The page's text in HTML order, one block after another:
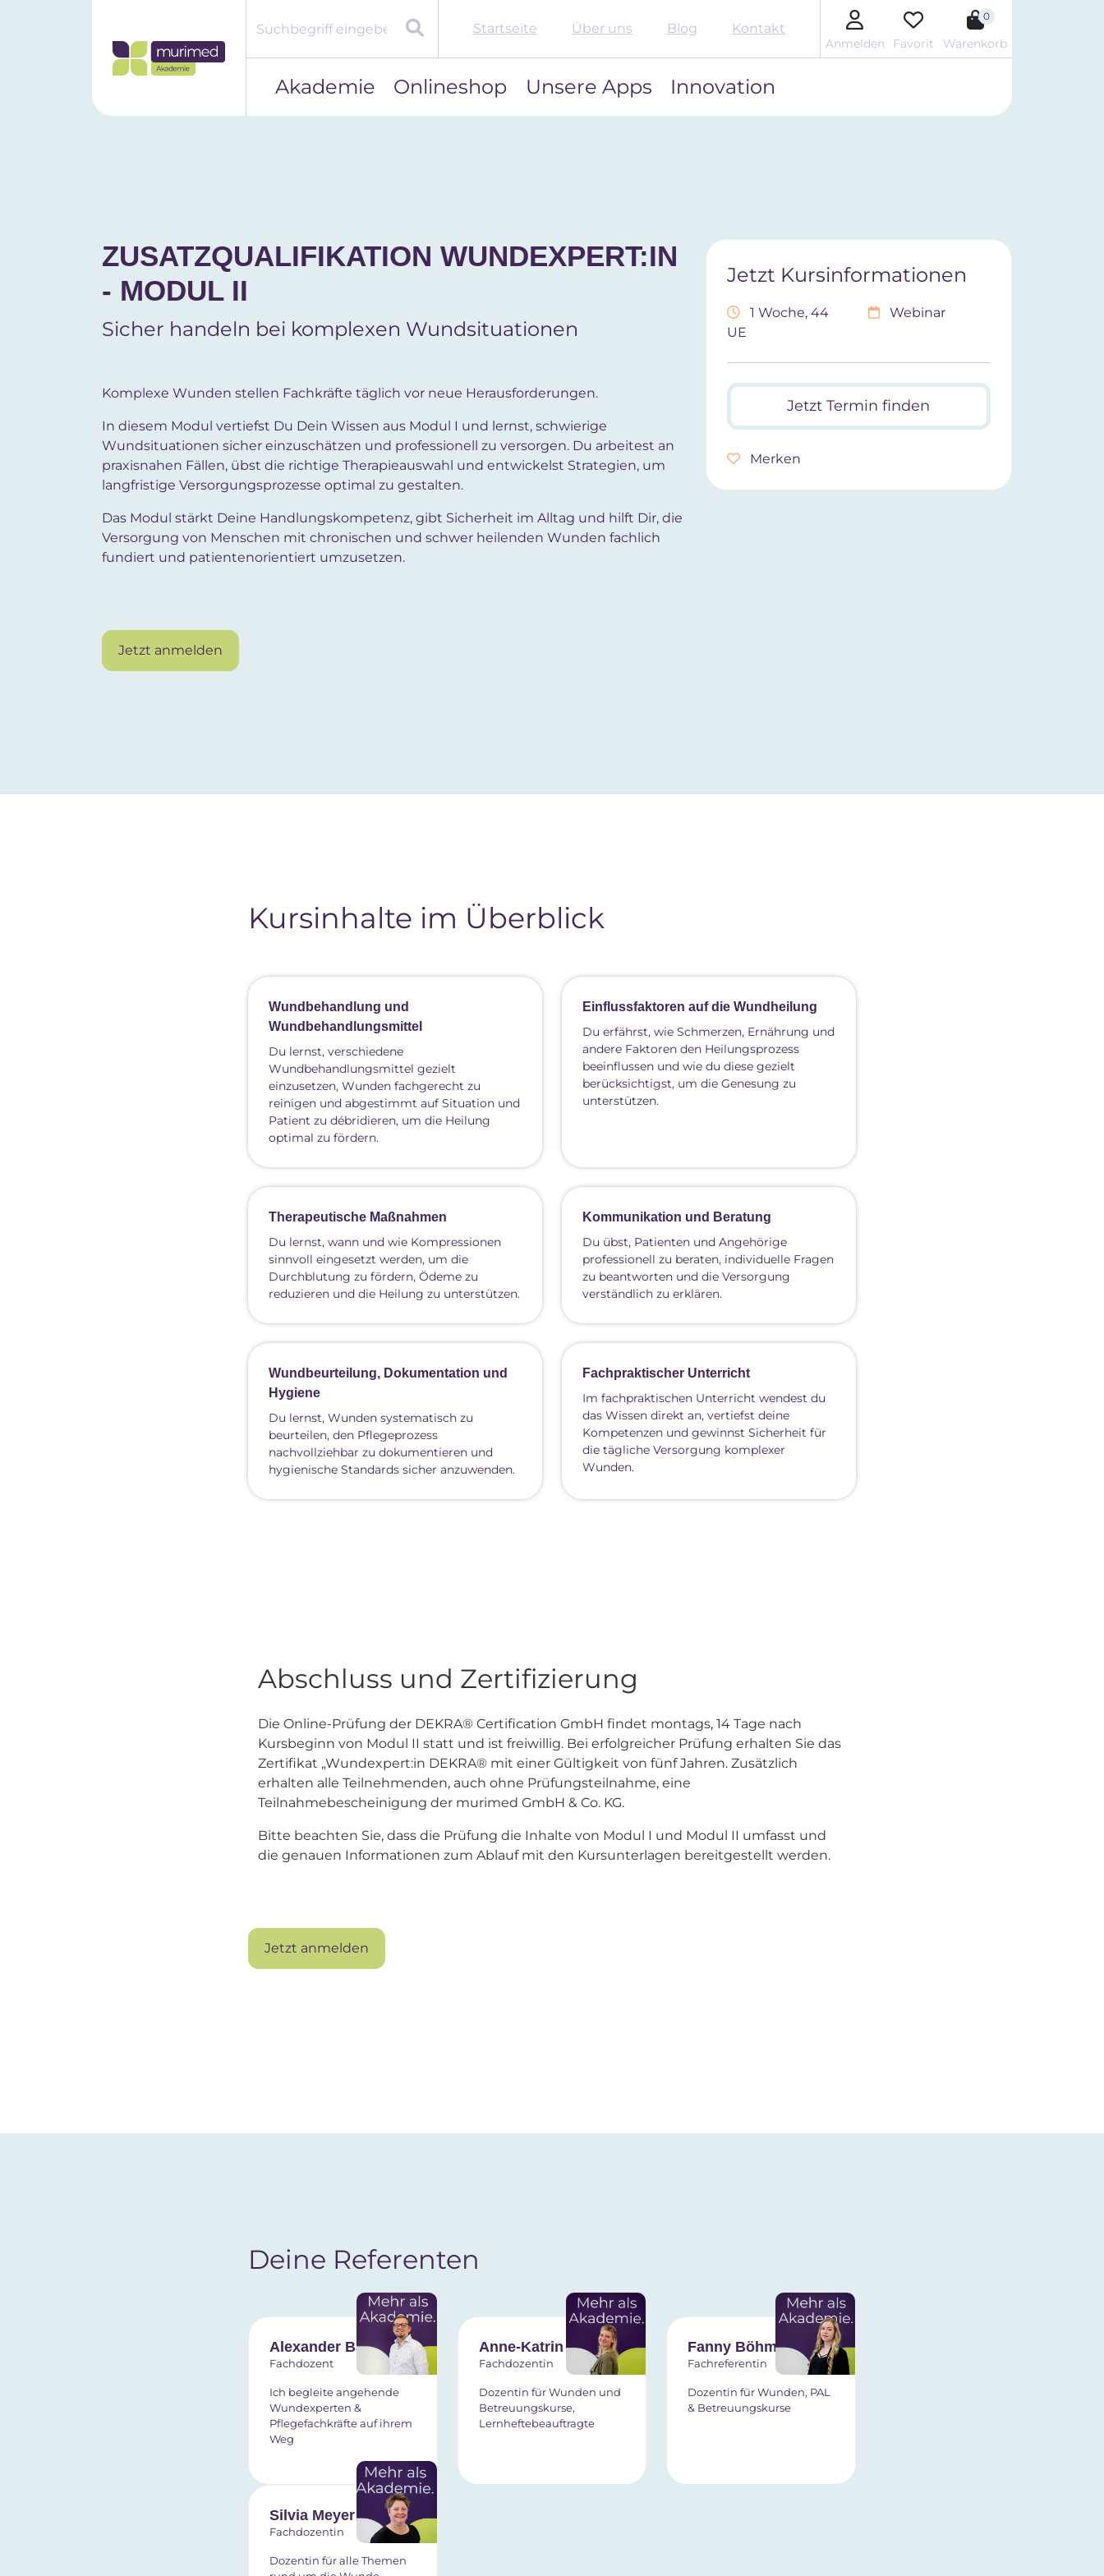
Startseite Über uns Blog Kontakt
Anmelden Favorit
0
Warenkorb
Akademie Onlineshop Unsere Apps Innovation
ZUSATZQUALIFIKATION WUNDEXPERT:IN
- MODUL II
Sicher handeln bei komplexen Wundsituationen
Komplexe Wunden stellen Fachkräfte täglich vor neue Herausforderungen.
In diesem Modul vertiefst Du Dein Wissen aus Modul I und lernst, schwierige
Wundsituationen sicher einzuschätzen und professionell zu versorgen. Du arbeitest an
praxisnahen Fällen, übst die richtige Therapieauswahl und entwickelst Strategien, um
langfristige Versorgungsprozesse optimal zu gestalten.
Das Modul stärkt Deine Handlungskompetenz, gibt Sicherheit im Alltag und hilft Dir, die
Versorgung von Menschen mit chronischen und schwer heilenden Wunden fachlich
fundiert und patientenorientiert umzusetzen.
Jetzt anmelden
Jetzt Kursinformationen
1 Woche, 44
UE
Webinar
Jetzt Termin finden
Merken
Kursinhalte im Überblick
Wundbehandlung und
Wundbehandlungsmittel
Du lernst, verschiedene
Wundbehandlungsmittel gezielt
einzusetzen, Wunden fachgerecht zu
reinigen und abgestimmt auf Situation und
Patient zu débridieren, um die Heilung
optimal zu fördern.
Einflussfaktoren auf die Wundheilung
Du erfährst, wie Schmerzen, Ernährung und
andere Faktoren den Heilungsprozess
beeinflussen und wie du diese gezielt
berücksichtigst, um die Genesung zu
unterstützen.
Therapeutische Maßnahmen
Du lernst, wann und wie Kompressionen
sinnvoll eingesetzt werden, um die
Durchblutung zu fördern, Ödeme zu
reduzieren und die Heilung zu unterstützen.
Kommunikation und Beratung
Du übst, Patienten und Angehörige
professionell zu beraten, individuelle Fragen
zu beantworten und die Versorgung
verständlich zu erklären.
Wundbeurteilung, Dokumentation und
Hygiene
Du lernst, Wunden systematisch zu
beurteilen, den Pflegeprozess
nachvollziehbar zu dokumentieren und
hygienische Standards sicher anzuwenden.
Fachpraktischer Unterricht
Im fachpraktischen Unterricht wendest du
das Wissen direkt an, vertiefst deine
Kompetenzen und gewinnst Sicherheit für
die tägliche Versorgung komplexer
Wunden.
Abschluss und Zertifizierung
Die Online-Prüfung der DEKRA® Certification GmbH findet montags, 14 Tage nach
Kursbeginn von Modul II statt und ist freiwillig. Bei erfolgreicher Prüfung erhalten Sie das
Zertifikat „Wundexpert:in DEKRA® mit einer Gültigkeit von fünf Jahren. Zusätzlich
erhalten alle Teilnehmenden, auch ohne Prüfungsteilnahme, eine
Teilnahmebescheinigung der murimed GmbH & Co. KG.
Bitte beachten Sie, dass die Prüfung die Inhalte von Modul I und Modul II umfasst und
die genauen Informationen zum Ablauf mit den Kursunterlagen bereitgestellt werden.
Jetzt anmelden
Deine Referenten
Alexander Baumann
Fachdozent
Ich begleite angehende
Wundexperten &
Pflegefachkräfte auf ihrem
Weg
Anne-Katrin Berger
Fachdozentin
Dozentin für Wunden und
Betreuungskurse,
Lernheftebeauftragte
Fanny Böhm
Fachreferentin
Dozentin für Wunden, PAL
& Betreuungskurse
Silvia Meyer
Fachdozentin
Dozentin für alle Themen